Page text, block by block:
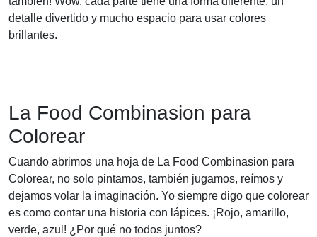
detalle divertido y mucho espacio para usar colores
brillantes.
La Food Combinasion para
Colorear
Cuando abrimos una hoja de La Food Combinasion para
Colorear, no solo pintamos, también jugamos, reímos y
dejamos volar la imaginación. Yo siempre digo que colorear
es como contar una historia con lápices. ¡Rojo, amarillo,
verde, azul! ¿Por qué no todos juntos?